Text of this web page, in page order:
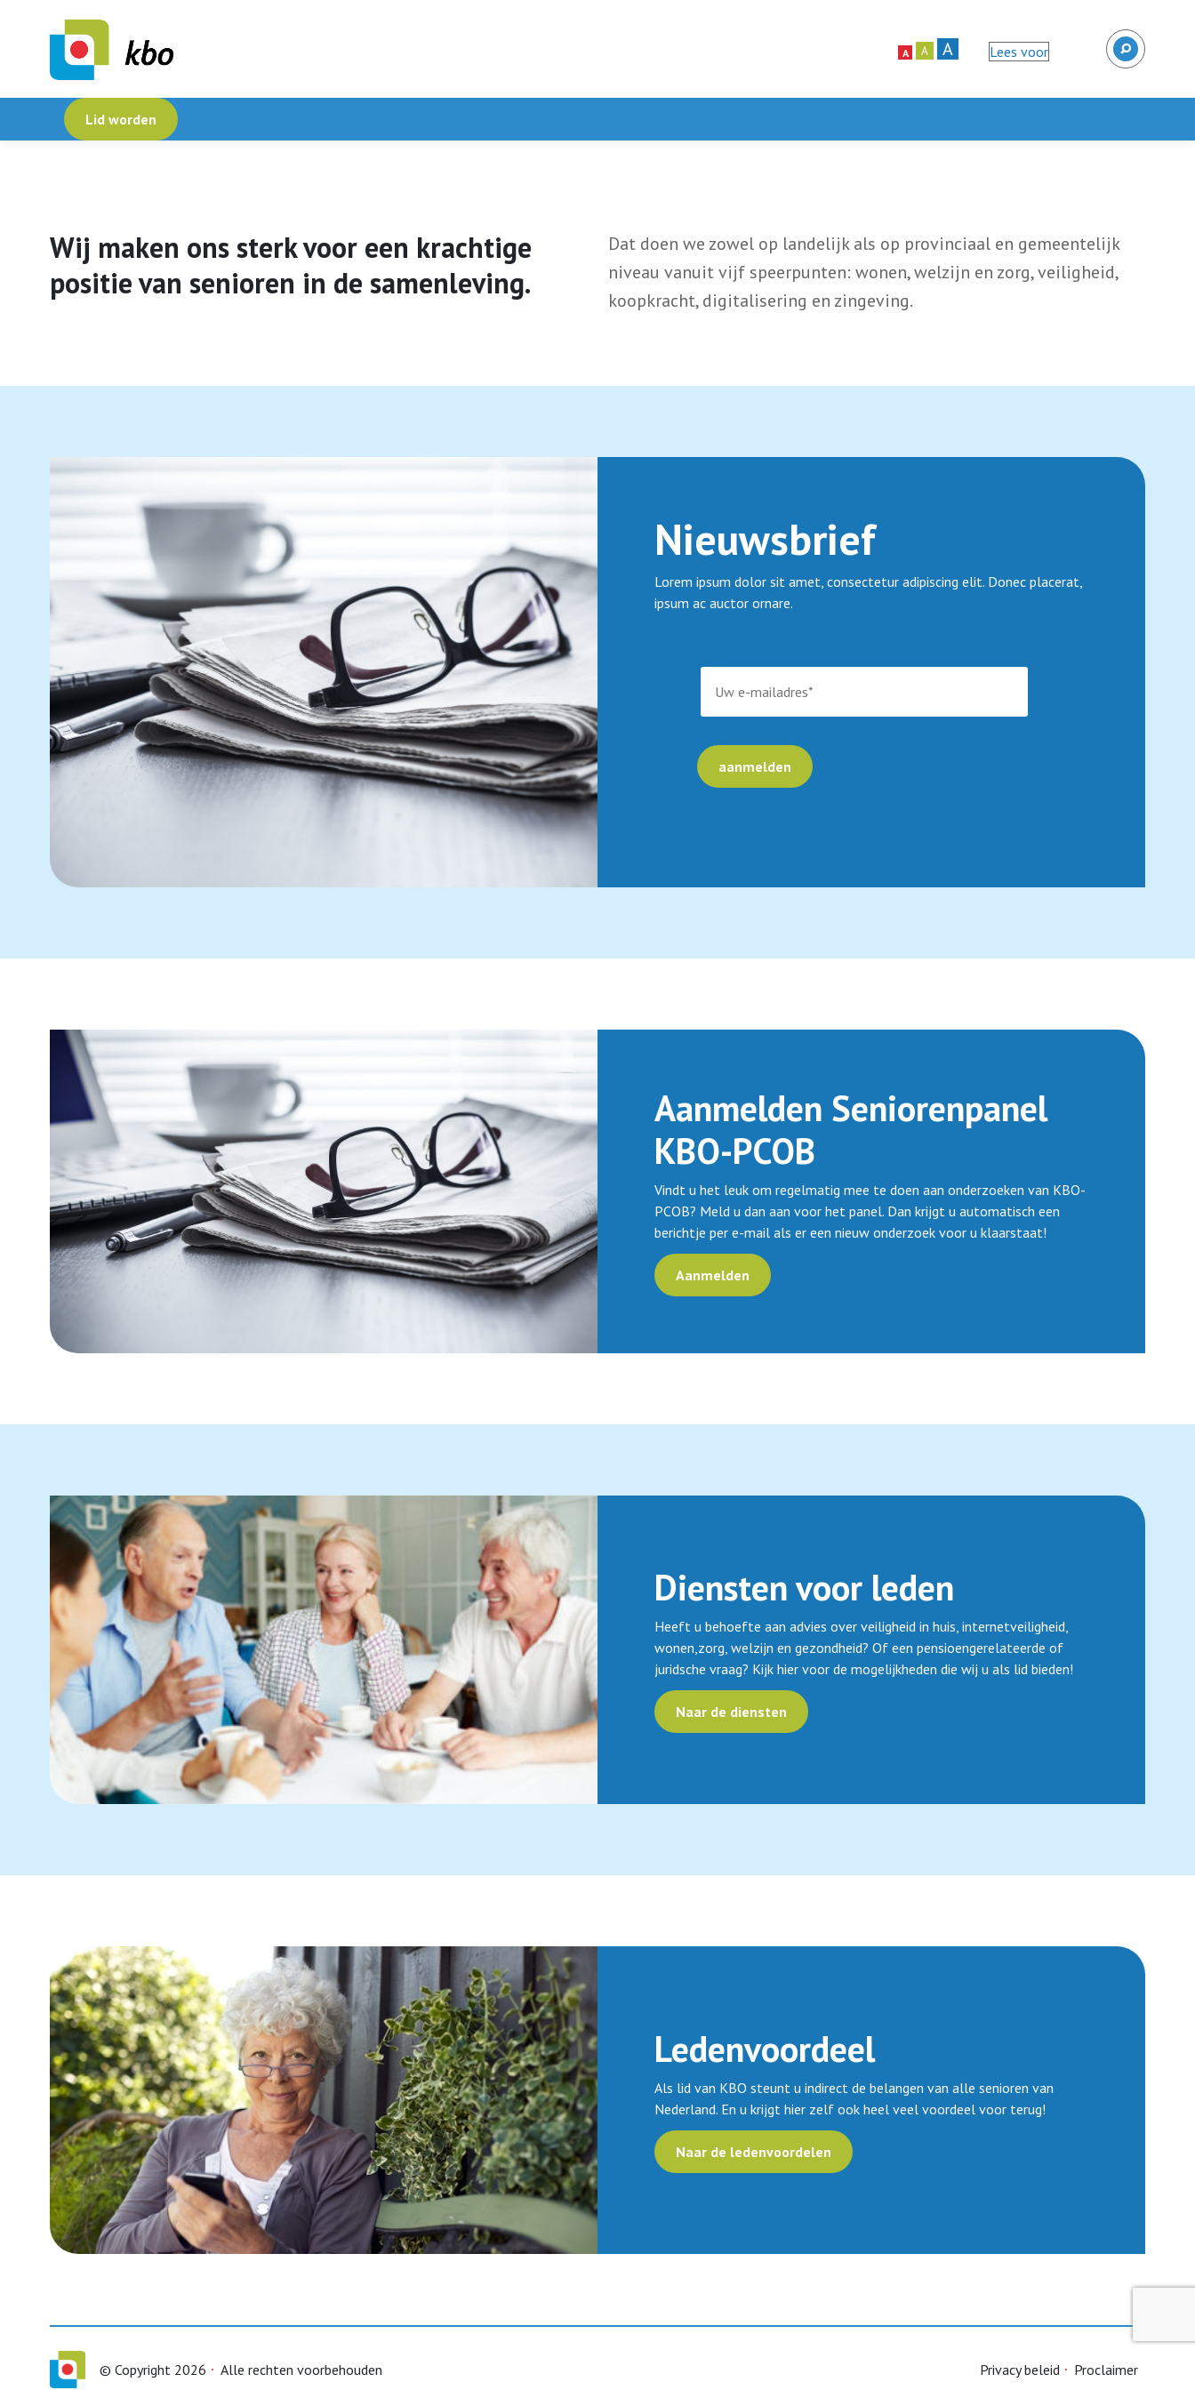
A A A Lees voor
Lid worden
Wij maken ons sterk voor een krachtige
positie van senioren in de samenleving.
Dat doen we zowel op landelijk als op provinciaal en gemeentelijk
niveau vanuit vijf speerpunten: wonen, welzijn en zorg, veiligheid,
koopkracht, digitalisering en zingeving.
Nieuwsbrief
Lorem ipsum dolor sit amet, consectetur adipiscing elit. Donec placerat,
ipsum ac auctor ornare.
aanmelden
Aanmelden Seniorenpanel
KBO-PCOB
Vindt u het leuk om regelmatig mee te doen aan onderzoeken van KBO-
PCOB? Meld u dan aan voor het panel. Dan krijgt u automatisch een
berichtje per e-mail als er een nieuw onderzoek voor u klaarstaat!
Aanmelden
Diensten voor leden
Heeft u behoefte aan advies over veiligheid in huis, internetveiligheid,
wonen,zorg, welzijn en gezondheid? Of een pensioengerelateerde of
juridsche vraag? Kijk hier voor de mogelijkheden die wij u als lid bieden!
Naar de diensten
Ledenvoordeel
Als lid van KBO steunt u indirect de belangen van alle senioren van
Nederland. En u krijgt hier zelf ook heel veel voordeel voor terug!
Naar de ledenvoordelen
© Copyright 2026 Alle rechten voorbehouden Privacy beleid Proclaimer